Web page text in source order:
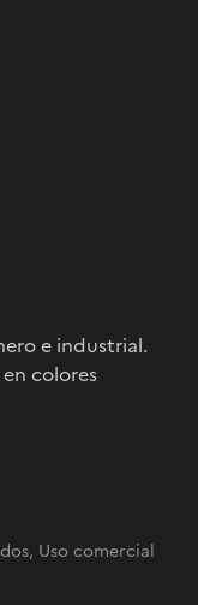
e industrial.
colores
Uso comercial